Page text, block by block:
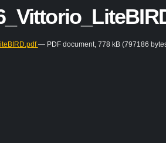
— PDF document, 778 kB (797186